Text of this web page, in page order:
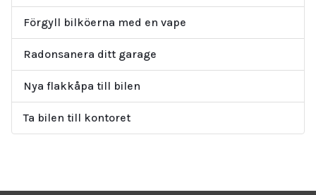
Förgyll bilköerna med en vape
Radonsanera ditt garage
Nya flakkåpa till bilen
Ta bilen till kontoret